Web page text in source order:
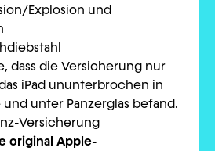
Explosion und
dass die Versicherung nur
iPad ununterbrochen in
unter Panzerglas befand.
Versicherung
original Apple-